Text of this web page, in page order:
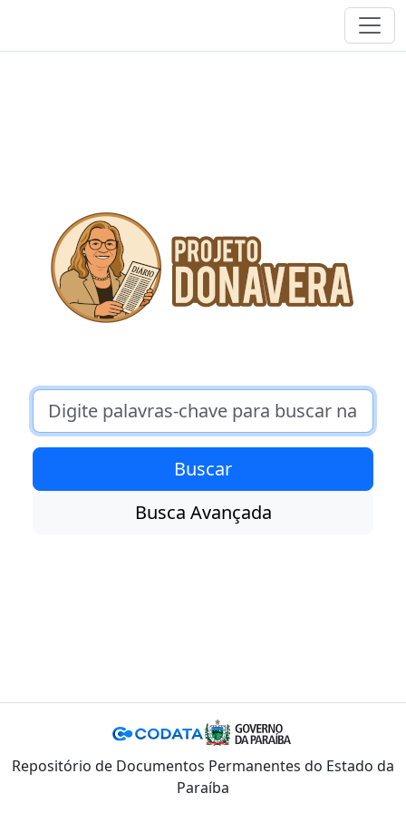
Busca Avançada
Repositório de Documentos Permanentes do Estado da
Paraíba